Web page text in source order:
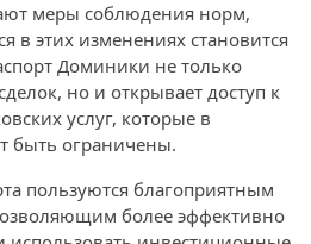
меры соблюдения норм,
в этих изменениях становится
Доминики не только
но и открывает доступ к
услуг, которые в
быть ограничены.
пользуются благоприятным
более эффективно